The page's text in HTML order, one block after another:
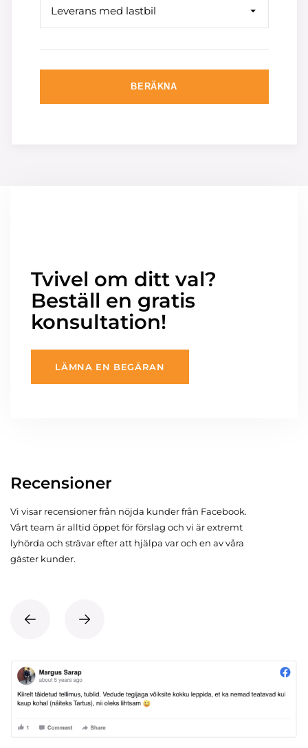
Leverans med lastbil
BERÄKNA
Tvivel om ditt val?
Beställ en gratis
konsultation!
LÄMNA EN BEGÄRAN
Recensioner
Vi visar recensioner från nöjda kunder från Facebook.
Vårt team är alltid öppet för förslag och vi är extremt
lyhörda och strävar efter att hjälpa var och en av våra
gäster kunder.